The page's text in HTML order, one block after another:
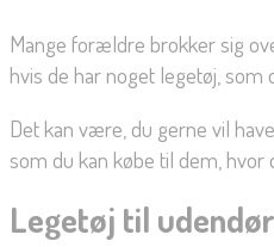
Mange forældre brokker sig
hvis de har noget legetøj, som
Det kan være, du gerne vil
som du kan købe til dem, hvor
Legetøj til